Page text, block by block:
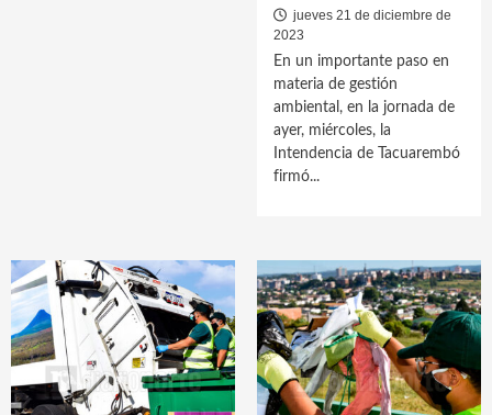
jueves 21 de diciembre de
2023
En un importante paso en
materia de gestión
ambiental, en la jornada de
ayer, miércoles, la
Intendencia de Tacuarembó
firmó...